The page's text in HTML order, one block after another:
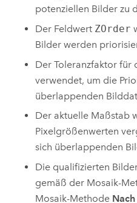
potenziellen Bilder zu
Der Feldwert ZOrder
Bilder werden
Der Toleranzfaktor für
verwendet, um die
überlappenden
Der aktuelle Maßstab
Pixelgrößenwerten
sich überlappenden
Die qualifizierten
gemäß der Mosaik-
Mosaik-Methode